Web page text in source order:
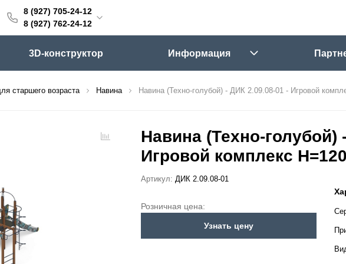
8 (927) 705-24-12
8 (927) 762-24-12
24-12
24-12
3D-конструктор Информация
старшего возраста Навина Навина (Техно-голубой) - ДИК 2.09.08-01 - Игровой
Навина (Техно-голубой)
Игровой комплекс
Артикул: ДИК 2.09.08-01
Розничная цена:
Узнать цену